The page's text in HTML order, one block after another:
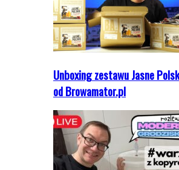
Unboxing zestawu Jasne
od Browamator.pl